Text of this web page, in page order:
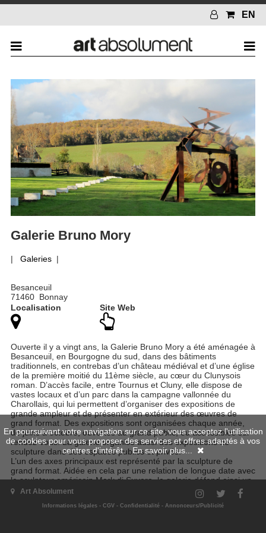
EN
Galerie Bruno Mory
| Galeries|
Besanceuil
71460 Bonnay
Localisation
Site Web
Ouverte il y a vingt ans, la Galerie Bruno Mory a été aménagée à
Besanceuil, en Bourgogne du sud, dans des bâtiments
traditionnels, en contrebas d’un château médiéval et d’une église
de la première moitié du 11ème siècle, au cœur du Clunysois
roman. D’accès facile, entre Tournus et Cluny, elle dispose de
vastes locaux et d’un parc dans la campagne vallonnée du
Charollais, qui lui permettent d’organiser des expositions de
grande ampleur et de présenter en extérieur des œuvres de
grand format. Des expositions sont organisées chaque année,
de juins à octobre, ouvertes au grand public, ou accessibles sur
rendez-vous. La galerie organise aussi des expositions de
sculpture dans des espaces publics et privés.
L’un des axes principaux est représenté par la sculpture de
grand format. Aidée en cela par une relation de longue date avec
le sculpteur américain Mark di Suvero, la galerie défend ainsi un
« art public » qui s’intègre autant à l’architecture qu’à des
espaces naturels et s’adresse aux collectionneurs comme aux
collectivités soucieuses d’enrichir leur patrimoine.
Art Absolument
Informations légales - CGV - Confidentialité - Annonceurs/Publicité
En poursuivant votre navigation sur ce site, vous acceptez l'utilisation
de cookies pour vous proposer des services et offres adaptés à vos
centres d'intérêt.En savoir plus...